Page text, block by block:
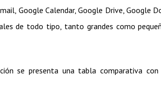
Google Calendar, Google Drive, Google
de todo tipo, tanto grandes como
se presenta una tabla comparativa